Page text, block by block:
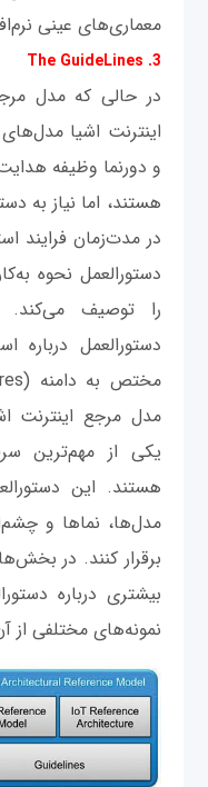
معماری‌های عینی
3. The GuideLines
در حالی که مدل
اینترنت اشیا مدل‌های
و دورنما وظیفه
هستند، اما نیاز به
در مدت‌زمان فرایند
دستورالعمل نحوه
را توصیف
دستورالعمل
مدل مرجع اینترنت
هستند. این
مدل‌ها، نماها و
برقرار کنند. در
بیشتری درباره
نمونه‌های مختلفی از